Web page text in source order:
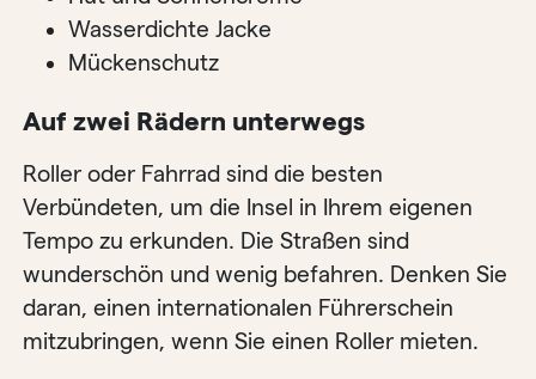
Wasserdichte Jacke
Mückenschutz
Auf zwei Rädern unterwegs
Roller oder Fahrrad sind die besten
Verbündeten, um die Insel in Ihrem eigenen
Tempo zu erkunden. Die Straßen sind
wunderschön und wenig befahren. Denken Sie
daran, einen internationalen Führerschein
mitzubringen, wenn Sie einen Roller mieten.